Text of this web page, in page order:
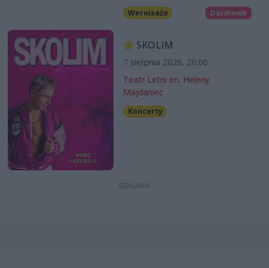
Wernisaże Darmowe
SKOLIM
7 sierpnia 2026, 20:00
Teatr Letni im. Heleny
Majdaniec
Koncerty